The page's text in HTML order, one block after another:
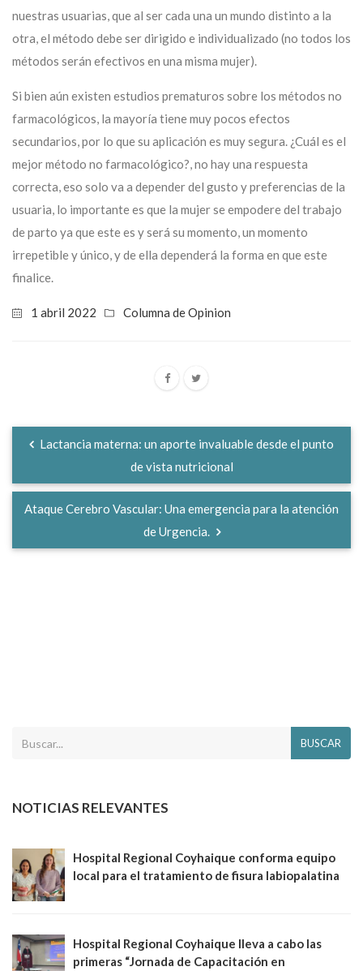
nuestras usuarias, que al ser cada una un mundo distinto a la
otra, el método debe ser dirigido e individualizado (no todos los
métodos serán efectivos en una misma mujer).
Si bien aún existen estudios prematuros sobre los métodos no
farmacológicos, la mayoría tiene muy pocos efectos
secundarios, por lo que su aplicación es muy segura. ¿Cuál es el
mejor método no farmacológico?, no hay una respuesta
correcta, eso solo va a depender del gusto y preferencias de la
usuaria, lo importante es que la mujer se empodere del trabajo
de parto ya que este es y será su momento, un momento
irrepetible y único, y de ella dependerá la forma en que este
finalice.
1 abril 2022 Columna de Opinion
Lactancia materna: un aporte invaluable desde el punto
de vista nutricional
Ataque Cerebro Vascular: Una emergencia para la atención
de Urgencia.
BUSCAR
NOTICIAS RELEVANTES
Hospital Regional Coyhaique conforma equipo
local para el tratamiento de fisura labiopalatina
Hospital Regional Coyhaique lleva a cabo las
primeras “Jornada de Capacitación en